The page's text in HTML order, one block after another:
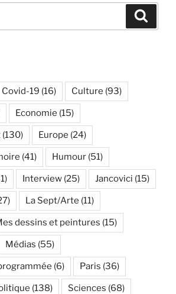
Covid-19 (16) Culture (93)
Economie (15)
(130) Europe (24)
(41) Humour (51)
Interview (25) Jancovici (15)
La Sept/Arte (11)
dessins et peintures (15)
Médias (55)
(6) Paris (36)
(138) Sciences (68)